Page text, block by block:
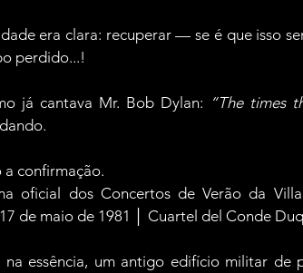
era clara: recuperar — se é que isso
perdido...!
já cantava Mr. Bob Dylan: “The times
a confirmação.
oficial dos Concertos de Verão da
de maio de 1981 │ Cuartel del Conde
essência, um antigo edifício militar de